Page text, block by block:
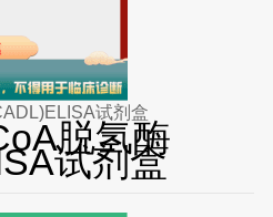
试剂盒
脱氢酶
试剂盒